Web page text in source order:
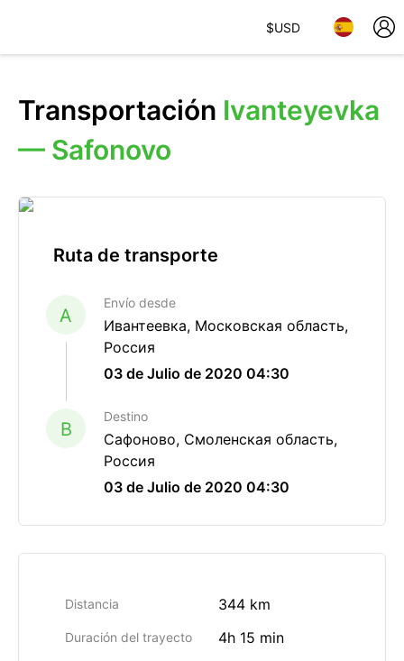
$USD
Transportación Ivanteyevka
— Safonovo
Ruta de transporte
A
Envío desde
Ивантеевка, Московская область,
Россия
03 de Julio de 2020 04:30
B
Destino
Сафоново, Смоленская область,
Россия
03 de Julio de 2020 04:30
Distancia 344 km
Duración del trayecto 4h 15 min